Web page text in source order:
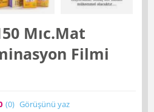
Mıc.Mat
Filmi
(0) Görüşünü yaz